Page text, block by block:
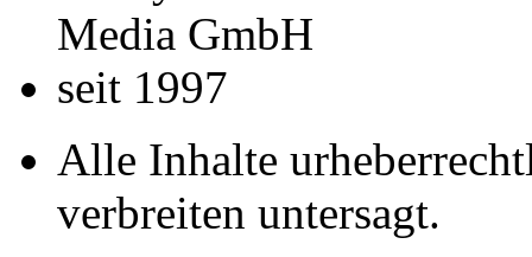
Media GmbH
seit 1997
Alle Inhalte
verbreiten untersagt.